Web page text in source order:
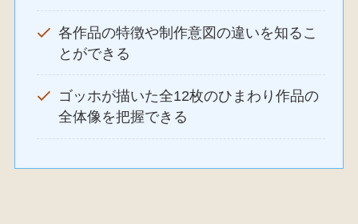
各作品の特徴や制作意図の違いを知るこ
とができる
ゴッホが描いた全12枚のひまわり作品の
全体像を把握できる